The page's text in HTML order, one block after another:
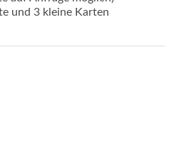
und 3 kleine Karten